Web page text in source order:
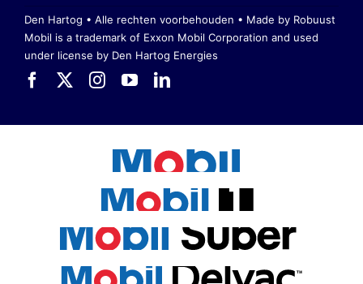
Den Hartog • Alle rechten voorbehouden • Made by Robuust
Mobil is a trademark of Exxon Mobil Corporation and used
under license by Den Hartog Energies